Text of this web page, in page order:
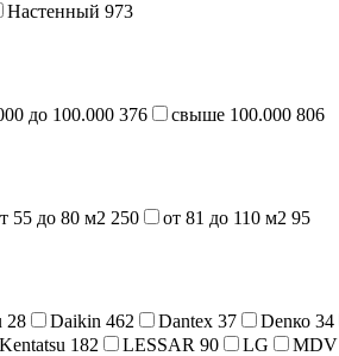
Настенный 973
до 100.000 376 свыше 100.000 806
55 до 80 м2 250 от 81 до 110 м2 95
28 Daikin 462 Dantex 37 Denко 34
Kentatsu 182 LESSAR 90 LG MDV